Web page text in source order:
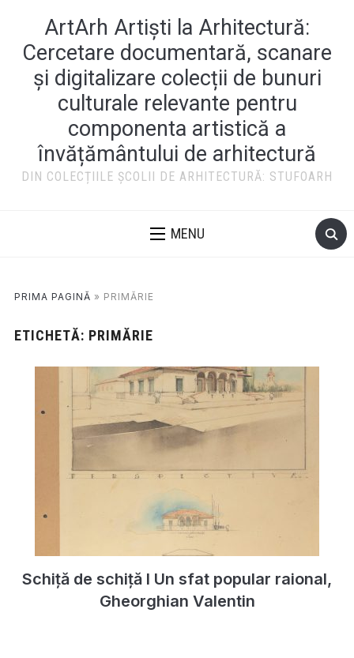
ArtArh Artiști la Arhitectură:
Cercetare documentară, scanare
și digitalizare colecții de bunuri
culturale relevante pentru
componenta artistică a
învățământului de arhitectură
DIN COLECȚIILE ȘCOLII DE ARHITECTURĂ: STUFOARH
MENU
PRIMA PAGINĂ » PRIMĂRIE
ETICHETĂ: PRIMĂRIE
Schiță de schiță I Un sfat popular raional,
Gheorghian Valentin